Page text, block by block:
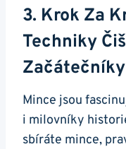
3. Krok Za
Techniky
Mince jsou
i milovníky
sbíráte mince,